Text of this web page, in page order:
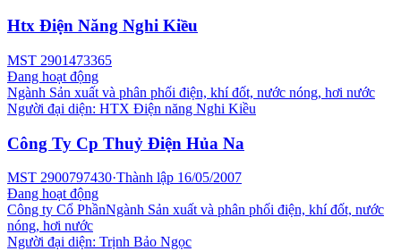
Htx Điện Năng Nghi Kiều
MST 2901473365
Đang hoạt động
Ngành Sản xuất và phân phối điện, khí đốt, nước nóng, hơi nước
Người đại diện: HTX Điện năng Nghi Kiều
Công Ty Cp Thuỷ Điện Hủa Na
MST 2900797430·Thành lập 16/05/2007
Đang hoạt động
Công ty Cổ PhầnNgành Sản xuất và phân phối điện, khí đốt, nước
nóng, hơi nước
Người đại diện: Trịnh Bảo Ngọc